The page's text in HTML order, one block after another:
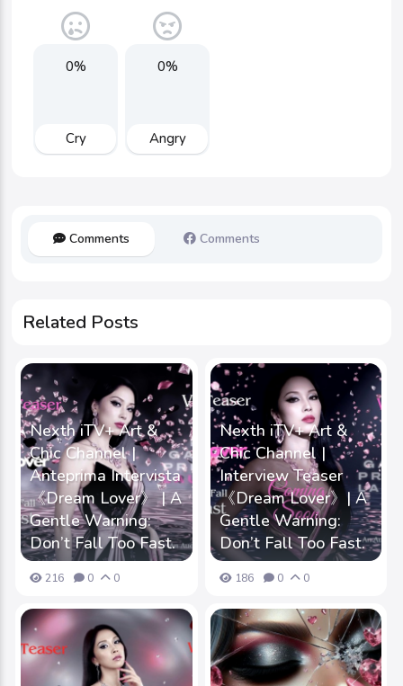
0%
Cry
0%
Angry
Comments Comments
Related Posts
Nexth iTV+ Art &
Chic Channel |
Anteprima Intervista
《Dream Lover》 | A
Gentle Warning:
Don’t Fall Too Fast.
216 0 0
Nexth iTV+ Art &
Chic Channel |
Interview Teaser
《Dream Lover》| A
Gentle Warning:
Don’t Fall Too Fast.
186 0 0